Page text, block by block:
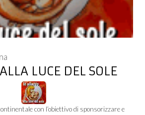
LUCE DEL SOLE
con l’obiettivo di sponsorizzare e